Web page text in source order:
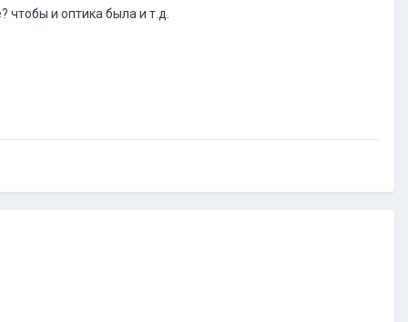
и оптика была и т.д.